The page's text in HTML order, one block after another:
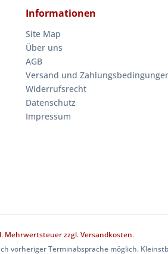
Informationen
Site Map
Über uns
AGB
Versand und
Widerrufsrecht
Datenschutz
Impressum
Mehrwertsteuer zzgl.Versandkosten.
vorheriger Terminabsprache möglich.